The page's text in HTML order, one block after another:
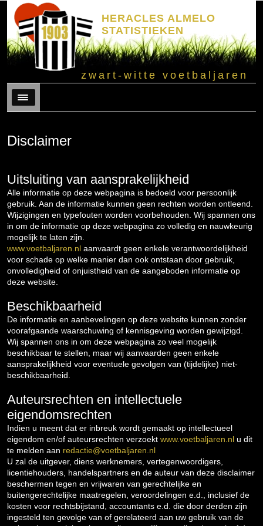
HERACLES ALMELO
STATISTIEKEN
zwart-witte voetbaljaren
Menu
Disclaimer
Uitsluiting van aansprakelijkheid
Alle informatie op deze webpagina is bedoeld voor persoonlijk
gebruik. Aan de informatie kunnen geen rechten worden ontleend.
Wijzigingen en typefouten worden voorbehouden. Wij spannen ons
in om de informatie op deze webpagina zo volledig en nauwkeurig
mogelijk te laten zijn.
www.voetbaljaren.nl aanvaardt geen enkele verantwoordelijkheid
voor schade op welke manier dan ook ontstaan door gebruik,
onvolledigheid of onjuistheid van de aangeboden informatie op
deze website.
Beschikbaarheid
De informatie en aanbevelingen op deze website kunnen zonder
voorafgaande waarschuwing of kennisgeving worden gewijzigd.
Wij spannen ons in om deze webpagina zo veel mogelijk
beschikbaar te stellen, maar wij aanvaarden geen enkele
aansprakelijkheid voor eventuele gevolgen van (tijdelijke) niet-
beschikbaarheid.
Auteursrechten en intellectuele
eigendomsrechten
Indien u meent dat er inbreuk wordt gemaakt op intellectueel
eigendom en/of auteursrechten verzoekt www.voetbaljaren.nl u dit
te melden aan redactie@voetbaljaren.nl
U zal de uitgever, diens werknemers, vertegenwoordigers,
licentiehouders, handelspartners en de auteur van deze disclaimer
beschermen tegen en vrijwaren van gerechtelijke en
buitengerechtelijke maatregelen, veroordelingen e.d., inclusief de
kosten voor rechtsbijstand, accountants e.d. die door derden zijn
ingesteld ten gevolge van of gerelateerd aan uw gebruik van de